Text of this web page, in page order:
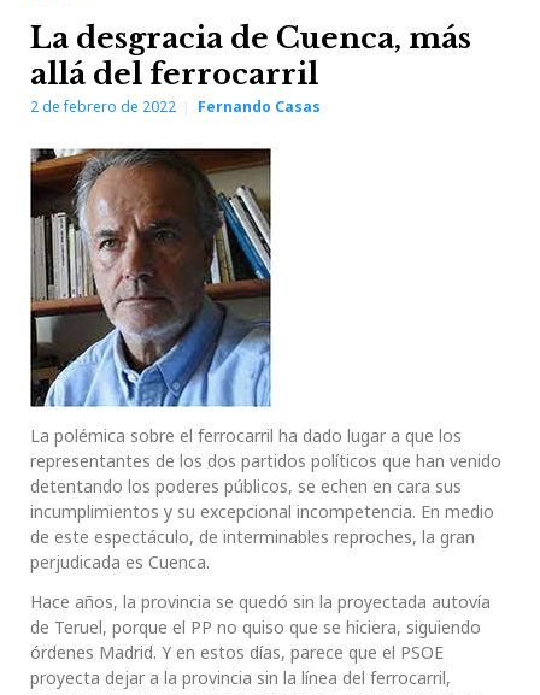
La desgracia de Cuenca, más
allá del ferrocarril
2 de febrero de 2022 Fernando Casas
La polémica sobre el ferrocarril ha dado lugar a que los
representantes de los dos partidos políticos que han venido
detentando los poderes públicos, se echen en cara sus
incumplimientos y su excepcional incompetencia. En medio
de este espectáculo, de interminables reproches, la gran
perjudicada es Cuenca.
Hace años, la provincia se quedó sin la proyectada autovía
de Teruel, porque el PP no quiso que se hiciera, siguiendo
órdenes Madrid. Y en estos días, parece que el PSOE
proyecta dejar a la provincia sin la línea del ferrocarril,